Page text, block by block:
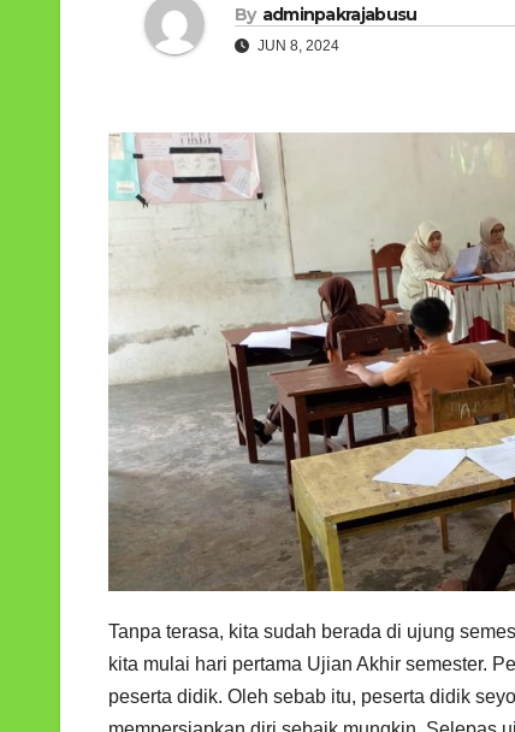
By adminpakrajabusu
JUN 8, 2024
Tanpa terasa, kita sudah berada di ujung
kita mulai hari pertama Ujian Akhir semester.
peserta didik. Oleh sebab itu, peserta didik